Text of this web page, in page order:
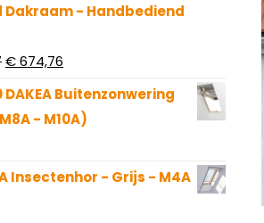
Dakraam - Handbediend
Oorspronkelijke
prijs
was:
€674,76
prijs
is:
DAKEA Buitenzonwering
- M10A)
Insectenhor - Grijs - M4A